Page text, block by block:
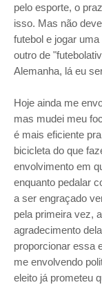
pelo esporte, o
isso. Mas não
futebol e jogar
outro de
Alemanha, lá eu
Hoje ainda me
mas mudei meu
é mais eficiente
bicicleta do que
envolvimento em
enquanto pedalar
a ser engraçado
pela primeira vez,
agradecimento
proporcionar essa
me envolvendo
eleito já prometeu